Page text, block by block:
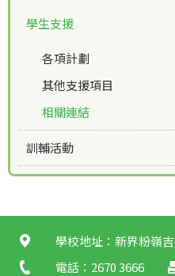
學生支援
各項計劃
其他支援項目
相關連結
訓輔活動
學校地址：新界粉嶺
電話：2670 3666